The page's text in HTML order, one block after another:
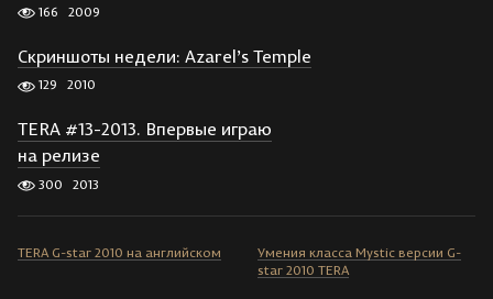
166 2009
Скриншоты недели: Azarel’s Temple
129 2010
TERA #13-2013. Впервые играю
на релизе
300 2013
TERA G-star 2010 на английском
Умения класса Mystic версии G-
star 2010 TERA